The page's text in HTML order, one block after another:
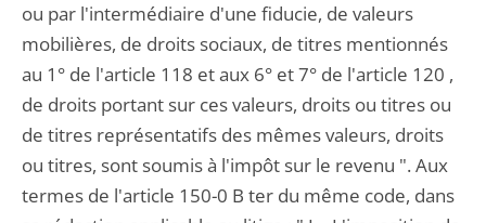
ou par l'intermédiaire d'une fiducie, de valeurs
mobilières, de droits sociaux, de titres mentionnés
au 1° de l'article 118 et aux 6° et 7° de l'article 120 ,
de droits portant sur ces valeurs, droits ou titres ou
de titres représentatifs des mêmes valeurs, droits
ou titres, sont soumis à l'impôt sur le revenu ". Aux
termes de l'article 150-0 B ter du même code, dans